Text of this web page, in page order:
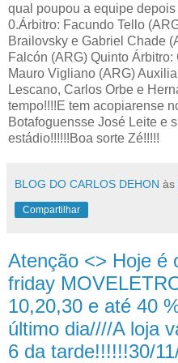
qual poupou a equipe
0.Árbitro: Facundo Tello
Brailovsky e Gabriel Chade
Falcón (ARG) Quinto
Mauro Vigliano (ARG)
Lescano, Carlos Orbe e
tempo!!!!E tem acopiarense
Botafoguensse José Leite e
estádio!!!!!!Boa sorte Zé!!!!!
BLOG DO CARLOS DEHON às
Compartilhar
Atenção <> Hoje é
friday
10,20,30 e até 40
último dia////A loja
6 da tarde!!!!!!30/